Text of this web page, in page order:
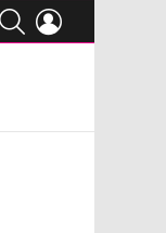
SEARCH